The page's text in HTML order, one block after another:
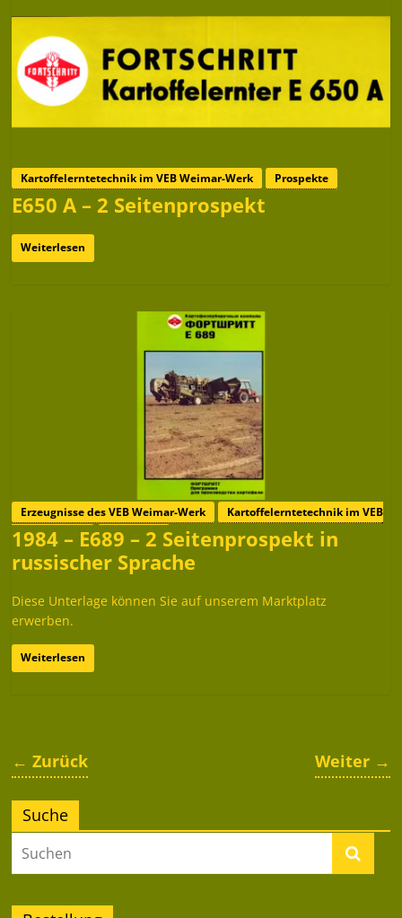
Kartoffelerntetechnik im VEB Weimar-Werk Prospekte
E650 A – 2 Seitenprospekt
Weiterlesen
Erzeugnisse des VEB Weimar-Werk
Kartoffelerntetechnik im VEB
Weimar-Werk
Prospekte
1984 – E689 – 2 Seitenprospekt in
russischer Sprache
Diese Unterlage können Sie auf unserem Marktplatz
erwerben.
Weiterlesen
← Zurück Weiter →
Suche